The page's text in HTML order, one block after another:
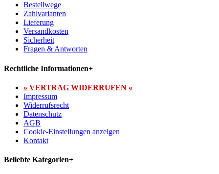
Bestellwege
Zahlvarianten
Lieferung
Versandkosten
Sicherheit
Fragen & Antworten
Rechtliche Informationen+
» VERTRAG WIDERRUFEN «
Impressum
Widerrufsrecht
Datenschutz
AGB
Cookie-Einstellungen anzeigen
Kontakt
Beliebte Kategorien+